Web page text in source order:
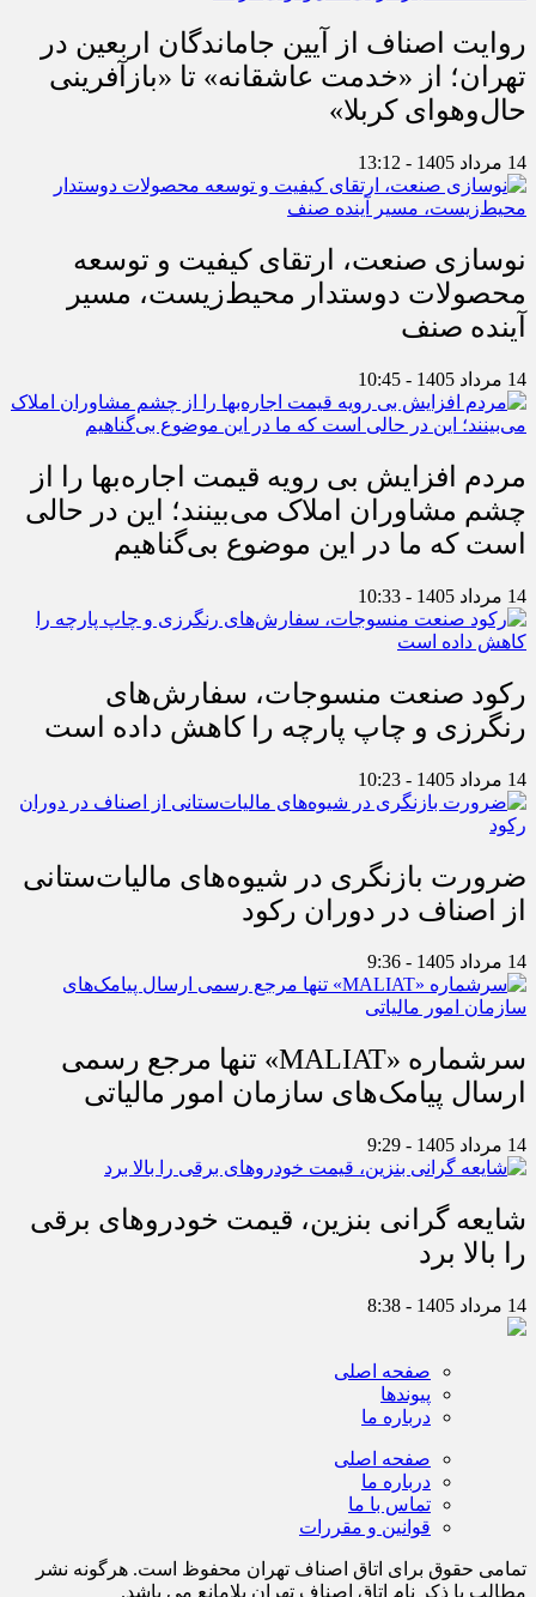
روایت اصناف از آیین جاماندگان اربعین در
تهران؛ از «خدمت عاشقانه» تا «بازآفرینی
حال‌وهوای کربلا»
14 مرداد 1405 - 13:12
نوسازی صنعت، ارتقای کیفیت و توسعه
محصولات دوستدار محیط‌زیست، مسیر
آینده صنف
14 مرداد 1405 - 10:45
مردم افزایش بی رویه قیمت اجاره‌بها را از
چشم مشاوران املاک می‌بینند؛ این در حالی
است که ما در این موضوع بی‌گناهیم
14 مرداد 1405 - 10:33
رکود صنعت منسوجات، سفارش‌های
رنگرزی و چاپ پارچه را کاهش داده است
14 مرداد 1405 - 10:23
ضرورت بازنگری در شیوه‌های مالیات‌ستانی
از اصناف در دوران رکود
14 مرداد 1405 - 9:36
سرشماره «MALIAT» تنها مرجع رسمی
ارسال پیامک‌های سازمان امور مالیاتی
14 مرداد 1405 - 9:29
شایعه گرانی بنزین، قیمت خودروهای برقی
را بالا برد
14 مرداد 1405 - 8:38
صفحه اصلی
پیوندها
درباره ما
صفحه اصلی
درباره ما
تماس با ما
قوانین و مقررات
تمامی حقوق برای اتاق اصناف تهران محفوظ است. هرگونه نشر
مطالب با ذكر نام اتاق اصناف تهران بلامانع مي باشد.